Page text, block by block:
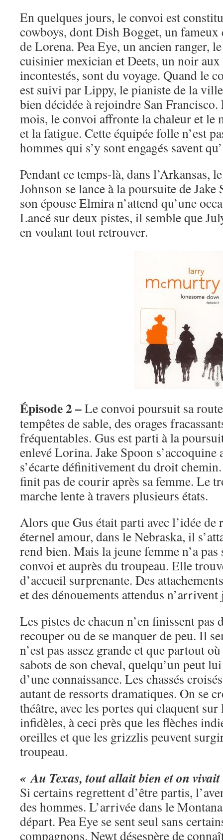
En quelques jours, le convoi est
cowboys, dont Dish Bogget, un
de Lorena. Pea Eye, un ancien ranger,
cuisinier mexician et Deets, un noir
incontestés, sont du voyage. Quand le
est suivi par Lippy, le pianiste de la
bien décidée à rejoindre San Francisco.
mois, le convoi affronte la chaleur et le
et la fatigue. Cette équipée folle n’est
hommes qui s’y sont engagés savent
Pendant ce temps-là, dans l’Arkansas,
Johnson se lance à la poursuite de
son épouse Elmira n’attend qu’une
Lancé sur deux pistes, il semble que
en voulant tout retrouver.
Épisode 2 –Le convoi poursuit sa
tempêtes de sable, des orages
fréquentables. Gus est parti à la
enlevé Lorina. Jake Spoon s’accoquine
s’écarte définitivement du droit
finit pas de courir après sa femme. Le
marche lente à travers plusieurs états.
Alors que Gus était parti avec l’idée de
éternel amour, dans le Nebraska, il
rend bien. Mais la jeune femme n’a pas
convoi et auprès du troupeau. Elle
d’accueil surprenante. Des
et des dénouements attendus n’arrivent
Les pistes de chacun n’en finissent pas
recouper ou de se manquer de peu. Il
n’est pas assez grande et que partout
sabots de son cheval, quelqu’un peut
d’une connaissance. Les chassés
autant de ressorts dramatiques. On se
théâtre, avec les portes qui claquent sur
infidèles, à ceci près que les flèches
oreilles et que les grizzlis peuvent
troupeau.
« Au Texas, tout allait bien et on
Si certains regrettent d’être partis,
des hommes. L’arrivée dans le
départ. Pea Eye se sent seul sans
compagnons. Newt désespère de